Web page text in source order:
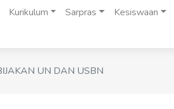
Kurikulum Sarpras Kesiswaan
UN DAN USBN